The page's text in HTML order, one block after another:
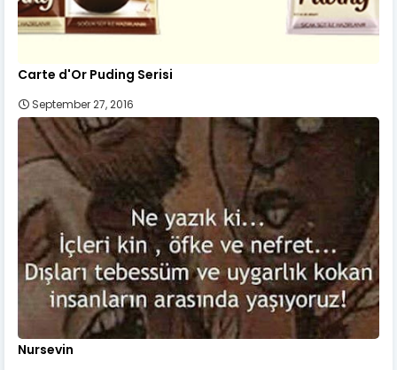
Carte d'Or Puding Serisi
September 27, 2016
Nursevin